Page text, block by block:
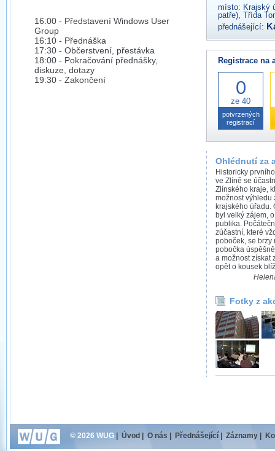
16:00 - Představení Windows User
Group
16:10 - Přednáška
17:30 - Občerstvení, přestávka
18:00 - Pokračování přednášky,
diskuze, dotazy
19:30 - Zakončení
místo: Krajský
patře), Třída
přednášející:
Registrace na
0
ze 40
potvrzených
registrací
Ohlédnutí za
Historicky
ve Zlíně se
Zlínského kraje,
možnost výhledu
krajského úřadu.
byl velký zájem,
publika.
zúčastní, které
poboček, se brzy
pobočka
a možnost získat
opět o kousek
Fotky z
© 2026 WUG Úvod O nás Přednášející Záznamy